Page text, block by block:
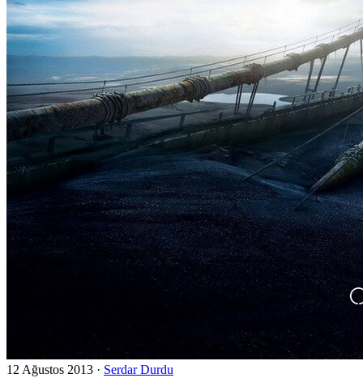
12 Ağustos 2013 · Serdar Durdu